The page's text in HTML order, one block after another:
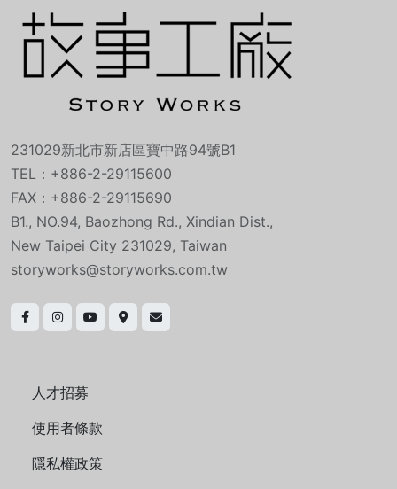
231029新北市新店區寶中路94號B1
TEL：+886-2-29115600
FAX：+886-2-29115690
B1., NO.94, Baozhong Rd., Xindian Dist.,
New Taipei City 231029, Taiwan
storyworks@storyworks.com.tw
人才招募
使用者條款
隱私權政策